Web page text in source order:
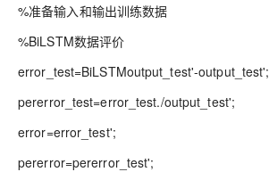
%准备输入和输出训练数据
%BiLSTM数据评价
error_test=BiLSTMoutput_test'-output_test';
pererror_test=error_test./output_test';
error=error_test';
pererror=pererror_test';